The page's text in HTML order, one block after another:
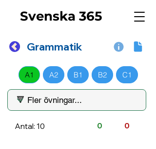
Svenska 365
Grammatik
A1 A2 B1 B2 C1
Antal: 10 0 0